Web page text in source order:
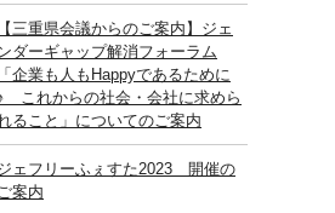
【三重県会議からのご案内】ジェ
ダーギャップ解消フォーラム
「企業も人もHappyであるために
これからの社会・会社に求めら
ること」についてのご案内
ェフリーふぇすた2023 開催の
案内